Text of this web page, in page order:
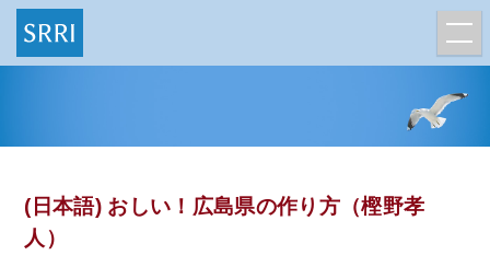
(日本語) おしい！広島県の作り方（樫野孝
人）